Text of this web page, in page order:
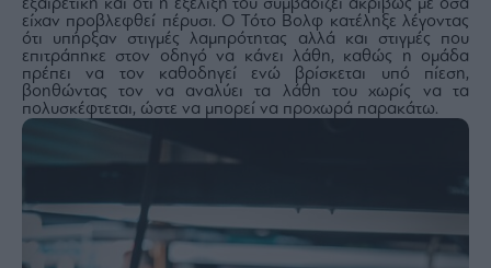
protected
by
reCAPTCHA
and
the
Google
Privacy
Policy
and
εξαιρετική και ότι η εξέλιξή του συμβαδίζει ακριβώς με όσα
είχαν προβλεφθεί πέρυσι. Ο Τότο Βολφ κατέληξε λέγοντας
ότι υπήρξαν στιγμές λαμπρότητας αλλά και στιγμές που
επιτράπηκε στον οδηγό να κάνει λάθη, καθώς η ομάδα
πρέπει να τον καθοδηγεί ενώ βρίσκεται υπό πίεση,
βοηθώντας τον να αναλύει τα λάθη του χωρίς να τα
πολυσκέφτεται, ώστε να μπορεί να προχωρά παρακάτω.